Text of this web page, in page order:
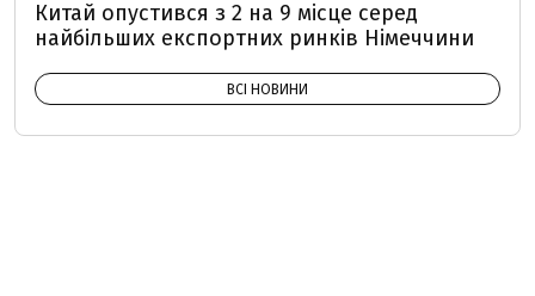
Китай опустився з 2 на 9 місце серед
найбільших експортних ринків Німеччини
ВСІ НОВИНИ